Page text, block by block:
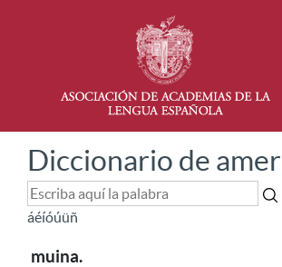
Diccionario de
áéíóúüñ
muina.